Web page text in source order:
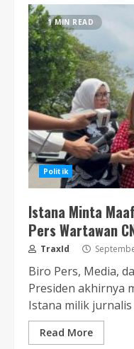
1 MIN READ
Politik
Istana Minta
Pers Wartawan
TraxId
Biro Pers, Media,
Presiden akhirnya
Istana milik jurnalis
Read More